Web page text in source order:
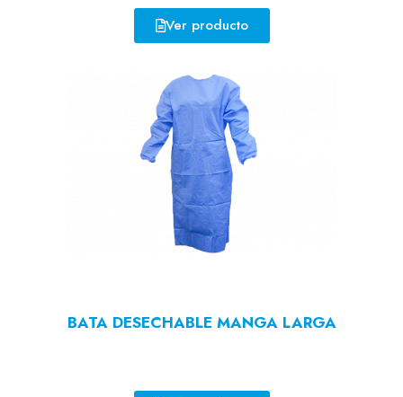
Ver producto
BATA DESECHABLE MANGA LARGA